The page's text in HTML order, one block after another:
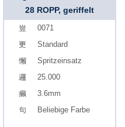
28 ROPP, geriffelt
0071
Standard
Spritzeinsatz
25.000
3.6mm
Beliebige Farbe